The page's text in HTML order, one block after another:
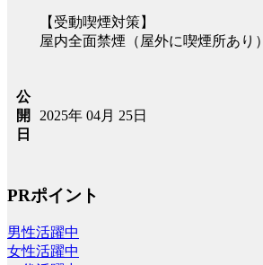
【受動喫煙対策】
屋内全面禁煙（屋外に喫煙所あり）
公
開
日
2025年 04月 25日
PRポイント
男性活躍中
女性活躍中